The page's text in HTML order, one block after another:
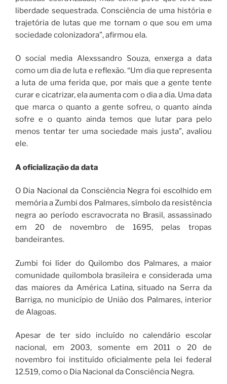
liberdade sequestrada. Consciência de uma história e
trajetória de lutas que me tornam o que sou em uma
sociedade colonizadora”, afirmou ela.
O social media Alexssandro Souza, enxerga a data
como um dia de luta e reflexão. “Um dia que representa
a luta de uma ferida que, por mais que a gente tente
curar e cicatrizar, ela aumenta com o dia a dia. Uma data
que marca o quanto a gente sofreu, o quanto ainda
sofre e o quanto ainda temos que lutar para pelo
menos tentar ter uma sociedade mais justa”, avaliou
ele.
A oficialização da data
O Dia Nacional da Consciência Negra foi escolhido em
memória a Zumbi dos Palmares, símbolo da resistência
negra ao período escravocrata no Brasil, assassinado
em 20 de novembro de 1695, pelas tropas
bandeirantes.
Zumbi foi líder do Quilombo dos Palmares, a maior
comunidade quilombola brasileira e considerada uma
das maiores da América Latina, situado na Serra da
Barriga, no município de União dos Palmares, interior
de Alagoas.
Apesar de ter sido incluído no calendário escolar
nacional, em 2003, somente em 2011 o 20 de
novembro foi instituído oficialmente pela lei federal
12.519, como o Dia Nacional da Consciência Negra.